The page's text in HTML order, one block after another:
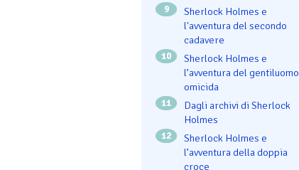
9
Sherlock Holmes e
l'avventura del secondo
cadavere
10
Sherlock Holmes e
l’avventura del gentiluomo
omicida
11
Dagli archivi di Sherlock
Holmes
12
Sherlock Holmes e
l’avventura della doppia
croce